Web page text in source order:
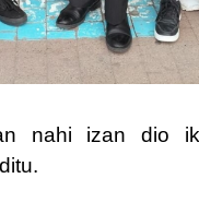
nahi izan dio